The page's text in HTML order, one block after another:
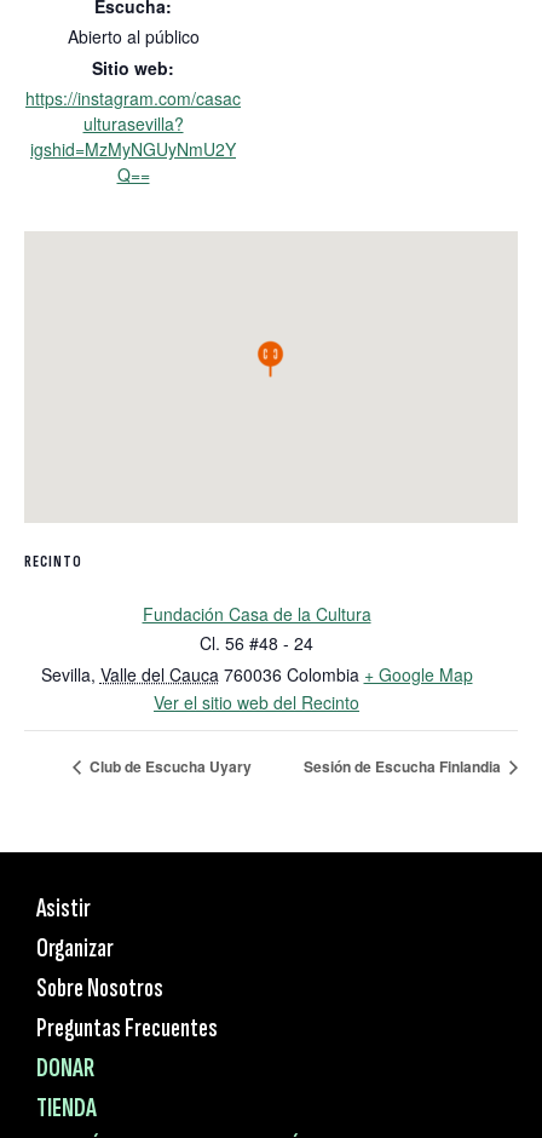
Escucha:
Abierto al público
Sitio web:
https://instagram.com/casac
ulturasevilla?
igshid=MzMyNGUyNmU2Y
Q==
RECINTO
Fundación Casa de la Cultura
Cl. 56 #48 - 24
Sevilla, Valle del Cauca 760036 Colombia + Google Map
Ver el sitio web del Recinto
Club de Escucha Uyary Sesión de Escucha Finlandia
Asistir
Organizar
Sobre Nosotros
Preguntas Frecuentes
DONAR
TIENDA